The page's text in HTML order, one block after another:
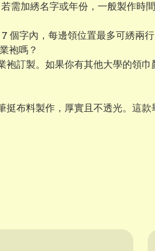
需加綉名字或年份，一般製作時
字內，每邊領位置最多可綉兩行
袍嗎？
訂製。如果你有其他大學的領
布料製作，厚實且不透光。這